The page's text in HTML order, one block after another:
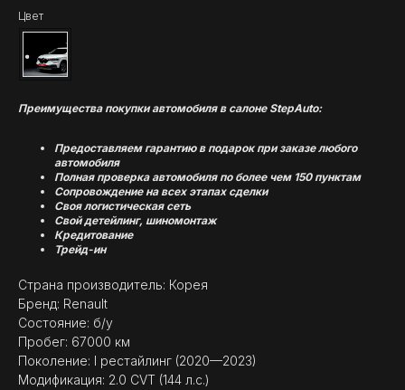
Цвет
Преимущества покупки автомобиля в салоне StepAuto:
Предоставляем гарантию в подарок при заказе любого
автомобиля
Полная проверка автомобиля по более чем 150 пунктам
Сопровождение на всех этапах сделки
Своя логистическая сеть
Свой детейлинг, шиномонтаж
Кредитование
Трейд-ин
Страна производитель: Корея
Бренд: Renault
Состояние: б/у
Пробег: 67000 км
Поколение: I рестайлинг (2020—2023)
Модификация: 2.0 CVT (144 л.с.)